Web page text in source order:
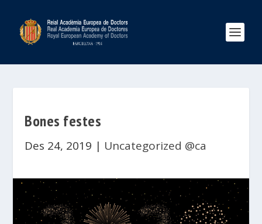
Bones festes
Des 24, 2019 | Uncategorized @ca